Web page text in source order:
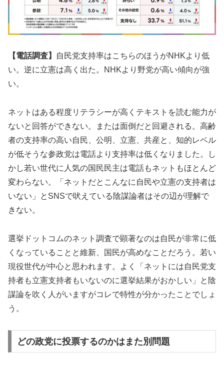
【電話調査】
自民党支持率はこちらのほうがNHKより低
い。逆に立憲は高く出た。NHKより野党が高い傾向が強
い。
ネットはある程度リテラシーが高くテキストを読む能力が
ないと回答ができない。または面倒だと回避される。高齢
者の支持率の高い自民、公明、立憲、共産と、知的レベル
が低そうな参政党は電話より支持率は低くなりました。し
かし若い世代に人気の国民民主は電話もネットもほとんど
変わらない。「ネットだとこんなに自民や立憲の支持者は
いない」とSNSで吠えている陰謀論者はその辺が理解で
きない。
選挙ドットコムのネット調査で顕著なのは自民が非常に低
くなっていることと維新、国民が高めなことだろう。若い
現役世代が中心と思われます。よく「ネットには自民党支
持者も立憲支持者もいないのに選挙結果がおかしい」と陰
謀論を吹く人がいますがコレで特性が分かったことでしょ
う。
どの政党に投票するのかはまた別問題